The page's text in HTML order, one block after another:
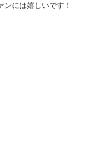
には嬉しいです！